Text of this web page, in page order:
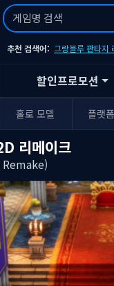
추천 검색어: 그랑블루 판타지
할인프로모션
홀로 모델 플랫
리메이크